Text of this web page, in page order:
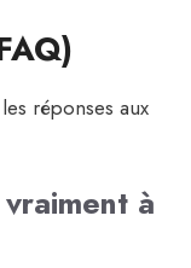
réponses aux
à